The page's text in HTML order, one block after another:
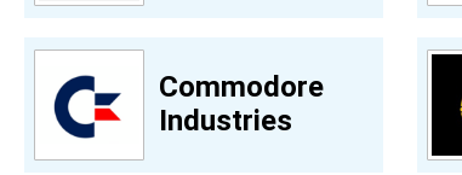
Commodore
Industries